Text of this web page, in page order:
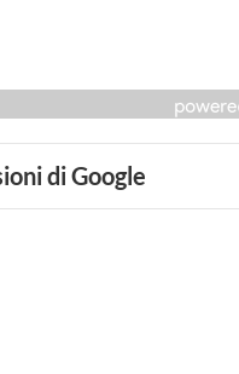
di Google